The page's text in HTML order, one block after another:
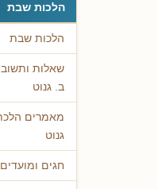
הלכות שבת
הלכות שבת
שאלות
ב. גנוט
מאמרים
גנוט
חגים